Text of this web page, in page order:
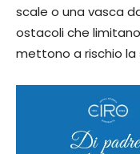
scale o una vasca
ostacoli che
mettono a rischio la